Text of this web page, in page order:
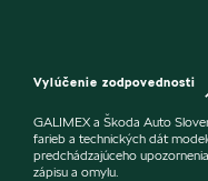
Vylúčenie zodpovednosti
GALIMEX a Škoda Auto
farieb a technických dát
predchádzajúceho
zápisu a omylu.